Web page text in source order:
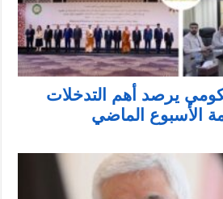
يرصد أهم التدخلات
الأسبوع الماضي